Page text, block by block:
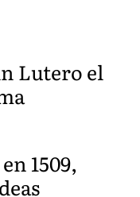
Lutero el
1509,